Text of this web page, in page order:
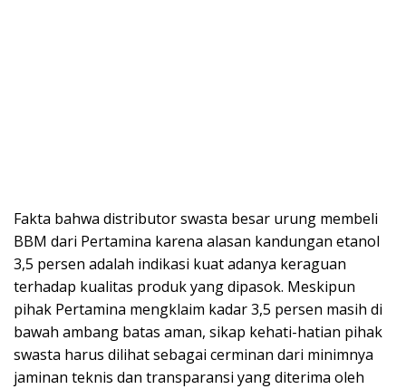
Fakta bahwa distributor swasta besar urung membeli
BBM dari Pertamina karena alasan kandungan etanol
3,5 persen adalah indikasi kuat adanya keraguan
terhadap kualitas produk yang dipasok. Meskipun
pihak Pertamina mengklaim kadar 3,5 persen masih di
bawah ambang batas aman, sikap kehati-hatian pihak
swasta harus dilihat sebagai cerminan dari minimnya
jaminan teknis dan transparansi yang diterima oleh